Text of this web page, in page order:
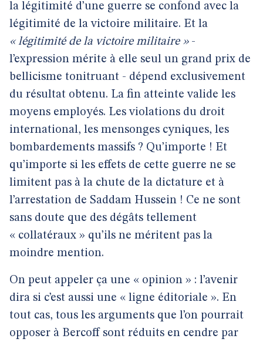
la légitimité d’une guerre se confond avec la
légitimité de la victoire militaire. Et la
« légitimité de la victoire militaire »-
l’expression mérite à elle seul un grand prix de
bellicisme tonitruant - dépend exclusivement
du résultat obtenu. La fin atteinte valide les
moyens employés. Les violations du droit
international, les mensonges cyniques, les
bombardements massifs ? Qu’importe ! Et
qu’importe si les effets de cette guerre ne se
limitent pas à la chute de la dictature et à
l’arrestation de Saddam Hussein ! Ce ne sont
sans doute que des dégâts tellement
« collatéraux » qu’ils ne méritent pas la
moindre mention.
On peut appeler ça une « opinion » : l’avenir
dira si c’est aussi une « ligne éditoriale ». En
tout cas, tous les arguments que l’on pourrait
opposer à Bercoff sont réduits en cendre par